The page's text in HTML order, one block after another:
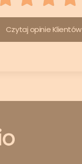
Czytaj opinie Klientów